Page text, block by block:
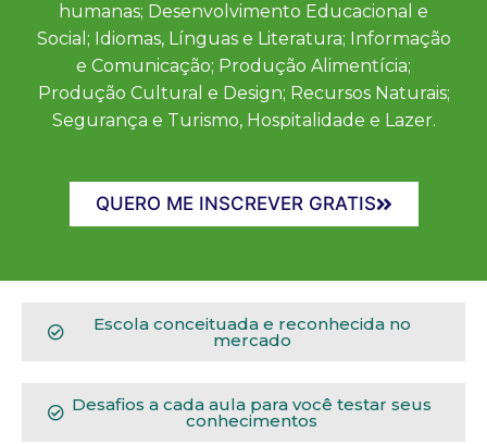
humanas; Desenvolvimento Educacional e
Social; Idiomas, Línguas e Literatura; Informação
e Comunicação; Produção Alimentícia;
Produção Cultural e Design; Recursos Naturais;
Segurança e Turismo, Hospitalidade e Lazer.
QUERO ME INSCREVER GRATIS
Escola conceituada e reconhecida no
mercado
Desafios a cada aula para você testar seus
conhecimentos